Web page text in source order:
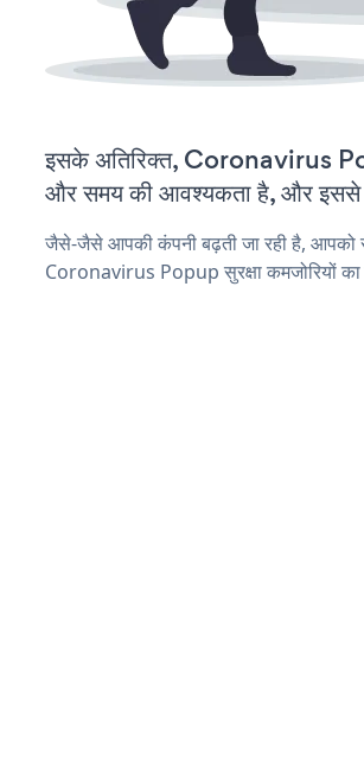
इसके अतिरिक्त, Coronavirus
और समय की आवश्यकता है, और इससे
जैसे-जैसे आपकी कंपनी बढ़ती जा रही है, आपको
Coronavirus Popup सुरक्षा कमजोरियों